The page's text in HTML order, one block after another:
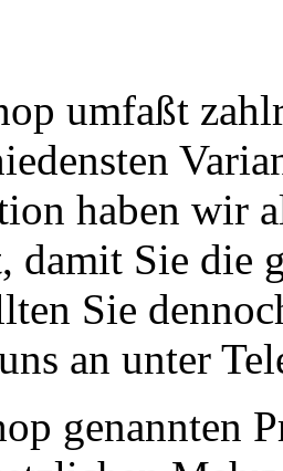
umfaßt
haben wir
damit Sie die
Sie
an unter
genannten